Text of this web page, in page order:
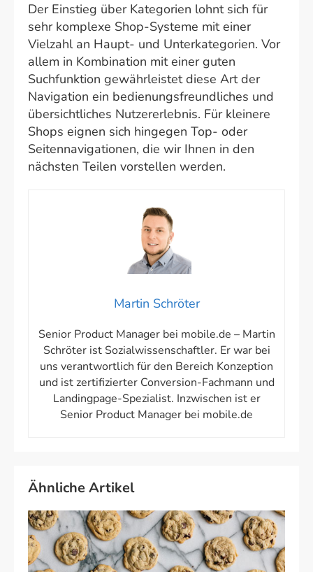
Der Einstieg über Kategorien lohnt sich für
sehr komplexe Shop-Systeme mit einer
Vielzahl an Haupt- und Unterkategorien. Vor
allem in Kombination mit einer guten
Suchfunktion gewährleistet diese Art der
Navigation ein bedienungsfreundliches und
übersichtliches Nutzererlebnis. Für kleinere
Shops eignen sich hingegen Top- oder
Seitennavigationen, die wir Ihnen in den
nächsten Teilen vorstellen werden.
Martin Schröter
Senior Product Manager bei mobile.de – Martin
Schröter ist Sozialwissenschaftler. Er war bei
uns verantwortlich für den Bereich Konzeption
und ist zertifizierter Conversion-Fachmann und
Landingpage-Spezialist. Inzwischen ist er
Senior Product Manager bei mobile.de
Ähnliche Artikel